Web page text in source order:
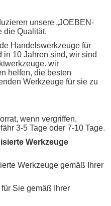
unsere „JOEBEN-
die Qualität.
Handelswerkzeuge für
10 Jahren sind, wir sind
wir
helfen, die besten
Werkzeuge für sie zu
wenn vergriffen,
3-5 Tage oder 7-10 Tage.
Werkzeuge
Werkzeuge gemäß Ihrer
Sie gemäß Ihrer